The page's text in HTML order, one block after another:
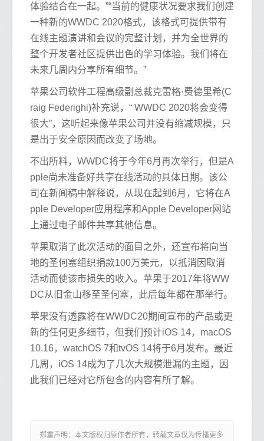
体验结合在一起。”“当前的健康状况要求我们创建
一种新的WWDC 2020格式，该格式可提供带有
在线主题演讲和会议的完整计划，并为全世界的
整个开发者社区提供出色的学习体验。我们将在
未来几周内分享所有细节。”
苹果公司软件工程高级副总裁克雷格·费德里希(C
raig Federighi)补充说，“ WWDC 2020将会变得
很大”，这听起来像苹果公司并没有缩减规模，只
是出于安全原因而改变了场地。
不出所料，WWDC将于今年6月再次举行，但是A
pple尚未准备好共享在线活动的具体日期。该公
司在新闻稿中解释说，从现在起到6月，它将在A
pple Developer应用程序和Apple Developer网站
上通过电子邮件共享其他信息。
苹果取消了此次活动的面目之外，还宣布将向当
地的圣何塞组织捐款100万美元，以抵消因取消
活动而使该市损失的收入。苹果于2017年将WW
DC从旧金山移至圣何塞，此后每年都在那举行。
苹果没有透露将在WWDC20期间宣布的产品或更
新的任何更多细节，但我们预计iOS 14，macOS
10.16，watchOS 7和tvOS 14将于6月发布。最近
几周，iOS 14成为了几次大规模泄漏的主题，因
此我们已经对它所包含的内容有所了解。
郑重声明：本文版权归原作者所有，转载文章仅为传播更多